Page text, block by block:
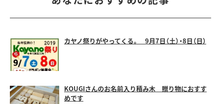
カヤノ祭りがやってくる。 9月7日（土）・8日（日）
KOUGIさんのお名前入り積み木 贈り物におすす
めです